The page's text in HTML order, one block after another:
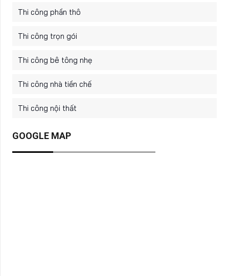
Thi công phần thô
Thi công trọn gói
Thi công bê tông nhẹ
Thi công nhà tiền chế
Thi công nội thất
GOOGLE MAP